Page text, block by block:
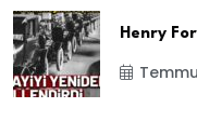
Henry